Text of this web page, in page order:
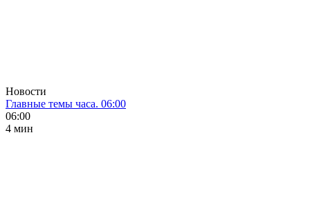
Новости
Главные темы часа. 06:00
06:00
4 мин